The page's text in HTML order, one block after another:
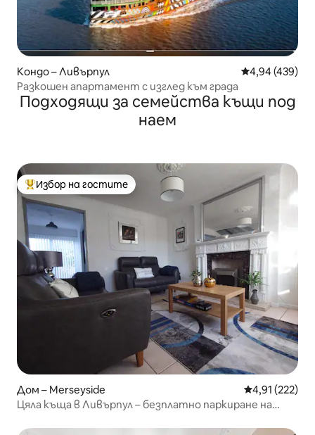
Кондо – Ливърпул Средна
4,94 (439)
Разкошен апартамент с изглед към града
Подходящи за семейства къщи под
наем
Най-популярен избор на гостите
Избор на гостите
Дом – Merseyside Средна
4,91 (222)
Цяла къща в Ливърпул – безплатно паркиране на